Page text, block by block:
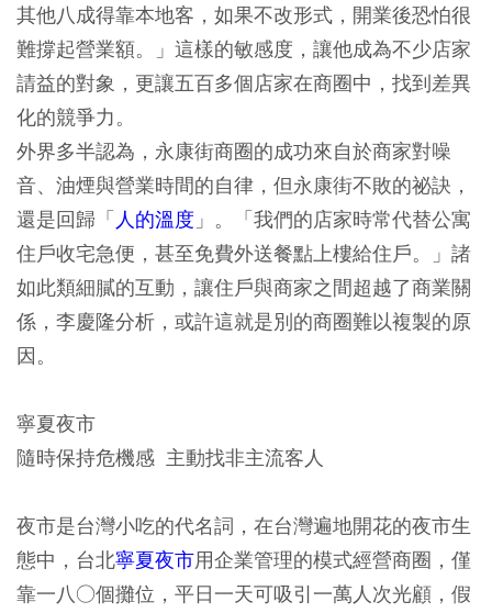
其他八成得靠本地客，如果不改形式，開業後恐怕很
難撐起營業額。」這樣的敏感度，讓他成為不少店家
請益的對象，更讓五百多個店家在商圈中，找到差異
化的競爭力。
外界多半認為，永康街商圈的成功來自於商家對噪
音、油煙與營業時間的自律，但永康街不敗的祕訣，
還是回歸「人的溫度 」。「我們的店家時常代替公寓
住戶收宅急便，甚至免費外送餐點上樓給住戶。」諸
如此類細膩的互動，讓住戶與商家之間超越了商業關
係，李慶隆分析，或許這就是別的商圈難以複製的原
因。
寧夏夜市
隨時保持危機感 主動找非主流客人
夜市是台灣小吃的代名詞，在台灣遍地開花的夜市生
態中，台北寧夏夜市用企業管理的模式經營商圈，僅
靠一八○個攤位，平日一天可吸引一萬人次光顧，假